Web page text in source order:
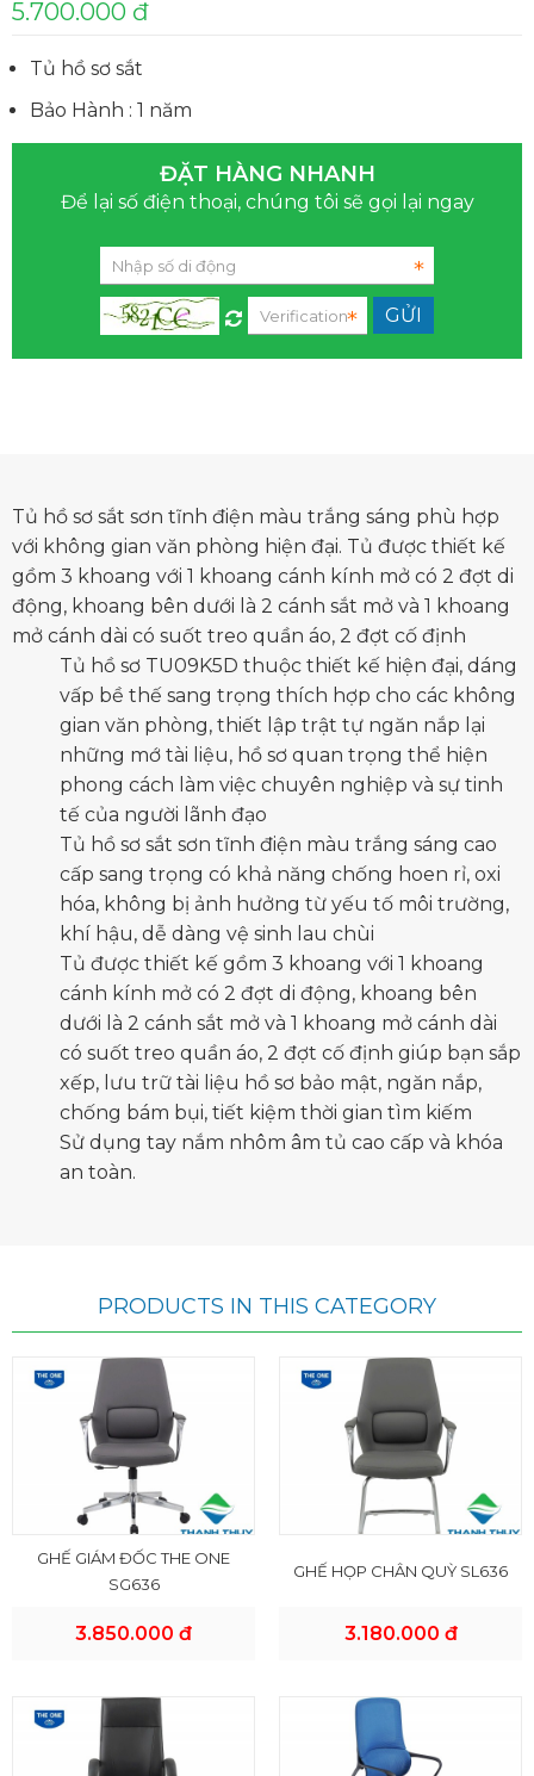
5.700.000 đ
Tủ hồ sơ sắt
Bảo Hành : 1 năm
ĐẶT HÀNG NHANH
Để lại số điện thoại, chúng tôi sẽ gọi lại ngay
Tủ hồ sơ sắt sơn tĩnh điện màu trắng sáng phù hợp
với không gian văn phòng hiện đại. Tủ được thiết kế
gồm 3 khoang với 1 khoang cánh kính mở có 2 đợt di
động, khoang bên dưới là 2 cánh sắt mở và 1 khoang
mở cánh dài có suốt treo quần áo, 2 đợt cố định
Tủ hồ sơ TU09K5D thuộc thiết kế hiện đại, dáng
vấp bề thế sang trọng thích hợp cho các không
gian văn phòng, thiết lập trật tự ngăn nắp lại
những mớ tài liệu, hồ sơ quan trọng thể hiện
phong cách làm việc chuyên nghiệp và sự tinh
tế của người lãnh đạo
Tủ hồ sơ sắt sơn tĩnh điện màu trắng sáng cao
cấp sang trọng có khả năng chống hoen rỉ, oxi
hóa, không bị ảnh hưởng từ yếu tố môi trường,
khí hậu, dễ dàng vệ sinh lau chùi
Tủ được thiết kế gồm 3 khoang với 1 khoang
cánh kính mở có 2 đợt di động, khoang bên
dưới là 2 cánh sắt mở và 1 khoang mở cánh dài
có suốt treo quần áo, 2 đợt cố định giúp bạn sắp
xếp, lưu trữ tài liệu hồ sơ bảo mật, ngăn nắp,
chống bám bụi, tiết kiệm thời gian tìm kiếm
Sử dụng tay nắm nhôm âm tủ cao cấp và khóa
an toàn.
PRODUCTS IN THIS CATEGORY
GHẾ GIÁM ĐỐC THE ONE
SG636
3.850.000 đ
GHẾ HỌP CHÂN QUỲ SL636
3.180.000 đ